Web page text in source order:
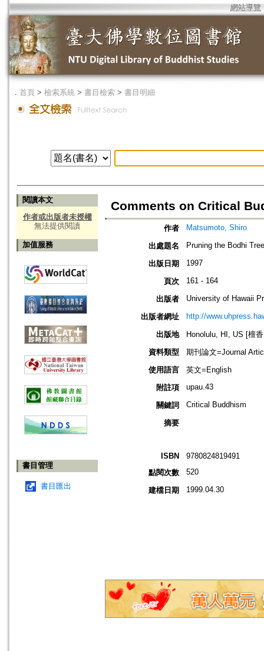
網站導覽
． 首頁 > 檢索系統 > 書目檢索 > 書目明細
閱讀本文
作者或出版者未授權
無法提供閱讀
加值服務
書目管理
書目匯出
Comments on Critical
作者 Matsumoto, Shiro
出處題名 Pruning the Bodhi
出版日期 1997
頁次 161 - 164
出版者 University of Hawaii
出版者網址 http://
出版地
Honolulu, HI, US [檀
資料類型
期刊論文=Journal
使用語言
英文=English
附註項
upau.43
關鍵詞 Critical Buddhism
摘要
ISBN
9780824819491
點閱次數
520
建檔日期 1999.04.30